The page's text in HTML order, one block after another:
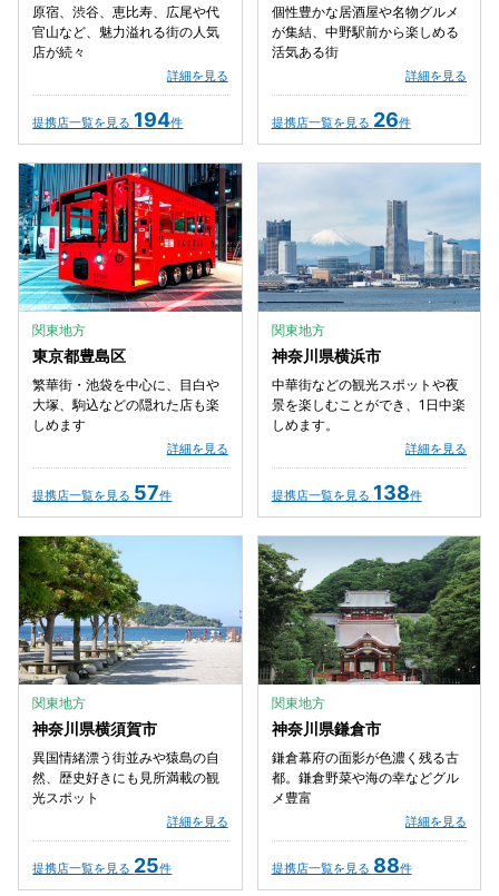
原宿、渋谷、恵比寿、広尾や代
官山など、魅力溢れる街の人気
店が続々
詳細を見る
提携店一覧を見る 194件
個性豊かな居酒屋や名物グルメ
が集結、中野駅前から楽しめる
活気ある街
詳細を見る
提携店一覧を見る 26件
関東地方
東京都豊島区
繁華街・池袋を中心に、目白や
大塚、駒込などの隠れた店も楽
しめます
詳細を見る
提携店一覧を見る 57件
関東地方
神奈川県横浜市
中華街などの観光スポットや夜
景を楽しむことができ、1日中楽
しめます。
詳細を見る
提携店一覧を見る 138件
関東地方
神奈川県横須賀市
異国情緒漂う街並みや猿島の自
然、歴史好きにも見所満載の観
光スポット
詳細を見る
提携店一覧を見る 25件
関東地方
神奈川県鎌倉市
鎌倉幕府の面影が色濃く残る古
都。鎌倉野菜や海の幸などグル
メ豊富
詳細を見る
提携店一覧を見る 88件